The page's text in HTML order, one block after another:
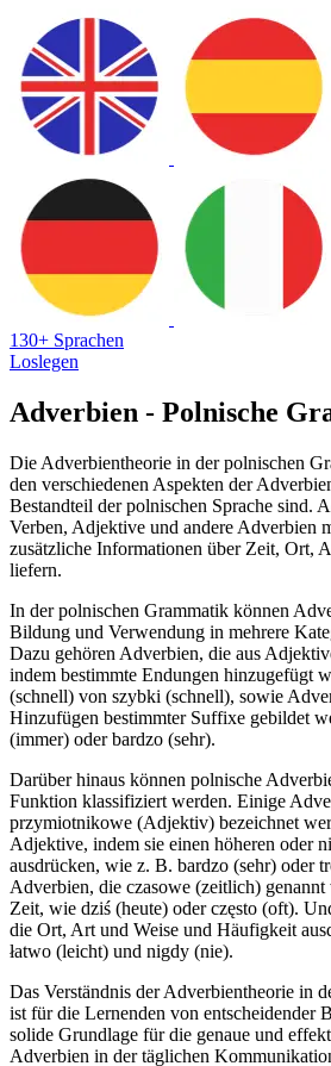
130+ Sprachen
Loslegen
Adverbien - Polnische
Die Adverbientheorie in der polnischen
den verschiedenen Aspekten der
Bestandteil der polnischen Sprache sind.
Verben, Adjektive und andere Adverbien
zusätzliche Informationen über Zeit, Ort,
liefern.
In der polnischen Grammatik können
Bildung und Verwendung in mehrere
Dazu gehören Adverbien, die aus
indem bestimmte Endungen hinzugefügt
(schnell) von szybki (schnell), sowie
Hinzufügen bestimmter Suffixe gebildet
(immer) oder bardzo (sehr).
Darüber hinaus können polnische
Funktion klassifiziert werden. Einige
przymiotnikowe (Adjektiv) bezeichnet
Adjektive, indem sie einen höheren oder
ausdrücken, wie z. B. bardzo (sehr) oder
Adverbien, die czasowe (zeitlich) genannt
Zeit, wie dziś (heute) oder często (oft).
die Ort, Art und Weise und Häufigkeit
łatwo (leicht) und nigdy (nie).
Das Verständnis der Adverbientheorie in
ist für die Lernenden von entscheidender
solide Grundlage für die genaue und
Adverbien in der täglichen